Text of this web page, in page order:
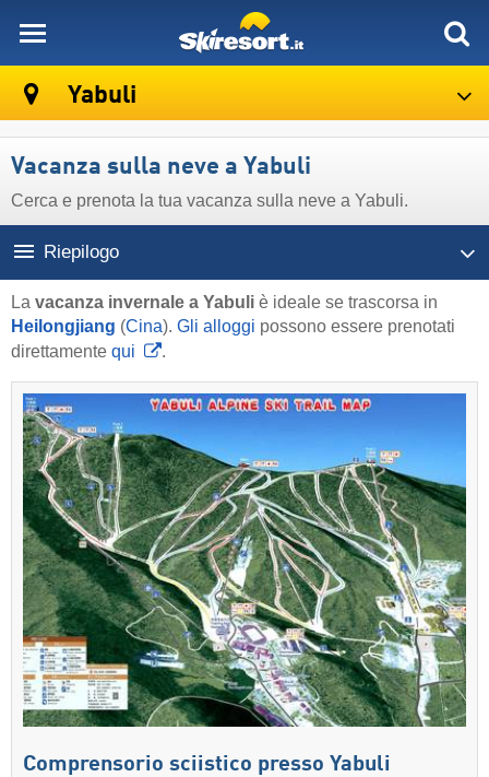
Yabuli
Vacanza sulla neve a Yabuli
Cerca e prenota la tua vacanza sulla neve a Yabuli.
Riepilogo
La vacanza invernale a Yabuli è ideale se trascorsa in
Heilongjiang (Cina). Gli alloggi possono essere prenotati
direttamente qui .
Comprensorio sciistico presso Yabuli